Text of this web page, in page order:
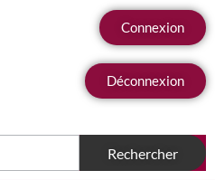
Connexion
Déconnexion